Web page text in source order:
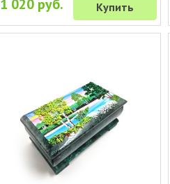
1 020 руб. Купить